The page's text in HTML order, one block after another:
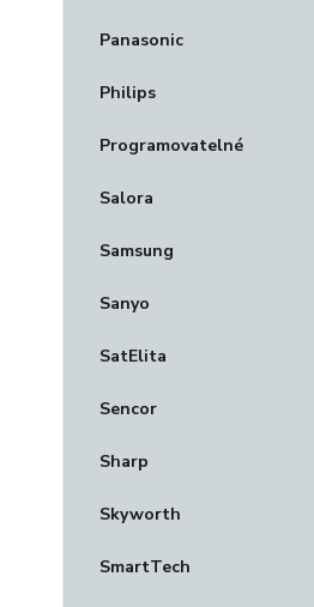
Panasonic
Philips
Programovatelné
Salora
Samsung
Sanyo
SatElita
Sencor
Sharp
Skyworth
SmartTech